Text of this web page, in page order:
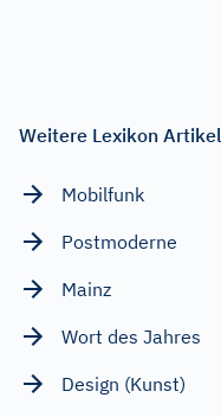
Weitere Lexikon Artikel
Mobilfunk
Postmoderne
Mainz
Wort des Jahres
Design (Kunst)